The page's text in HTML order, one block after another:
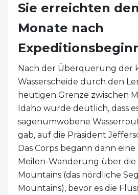
Sie erreichten
Monate nach
Nach der Überquerung der
Wasserscheide durch den
heutigen Grenze zwischen
Idaho wurde deutlich, dass
sagenumwobene
gab, auf die Präsident
Das Corps begann dann
Meilen-Wanderung über
Mountains (das nördliche
Mountains), bevor es die